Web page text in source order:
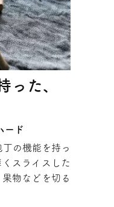
った、
ード
の機能を持っ
スライスした
物などを切る